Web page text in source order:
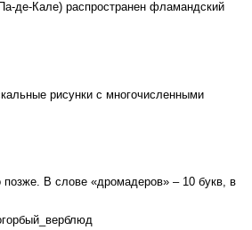
де-Кале) распространен фламандский
рисунки с многочисленными
В слове «дромадеров» – 10 букв, в